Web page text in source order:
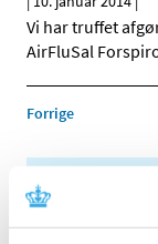
Vi har truffet
AirFluSal
Forrige
Alle (2506)
TID